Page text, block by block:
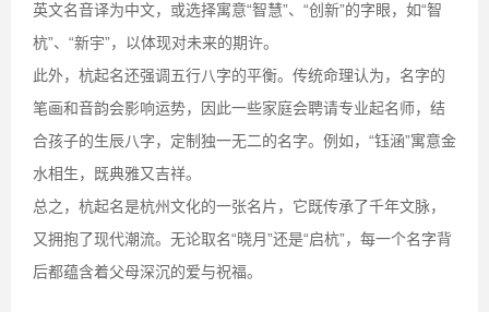
英文名音译为中文，或选择寓意“智慧”、“创新”的字眼，如“智
杭”、“新宇”，以体现对未来的期许。
此外，杭起名还强调五行八字的平衡。传统命理认为，名字的
笔画和音韵会影响运势，因此一些家庭会聘请专业起名师，结
合孩子的生辰八字，定制独一无二的名字。例如，“钰涵”寓意金
水相生，既典雅又吉祥。
总之，杭起名是杭州文化的一张名片，它既传承了千年文脉，
又拥抱了现代潮流。无论取名“晓月”还是“启杭”，每一个名字背
后都蕴含着父母深沉的爱与祝福。